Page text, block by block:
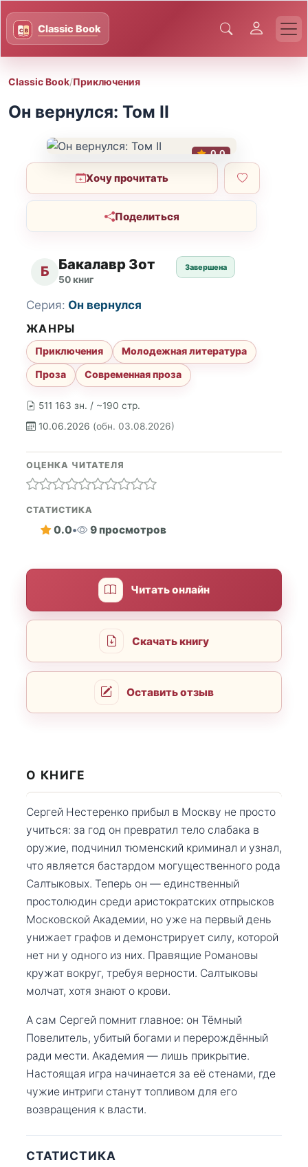
Classic Book/Приключения
Он вернулся: Том II
0.0
Хочу прочитать
Поделиться
Б Бакалавр Зот
50 книг
Завершена
511 163 зн. / ~190 стр.
10.06.2026 (обн. 03.08.2026)
Серия: Он вернулся
ЖАНРЫ
Приключения
Молодежная литература
Проза
Современная проза
ОЦЕНКА ЧИТАТЕЛЯ
СТАТИСТИКА
0.0• 9 просмотров
Читать онлайн
Скачать книгу
Оставить отзыв
О КНИГЕ
Сергей Нестеренко прибыл в Москву не просто
учиться: за год он превратил тело слабака в
оружие, подчинил тюменский криминал и узнал,
что является бастардом могущественного рода
Салтыковых. Теперь он — единственный
простолюдин среди аристократских отпрысков
Московской Академии, но уже на первый день
унижает графов и демонстрирует силу, которой
нет ни у одного из них. Правящие Романовы
кружат вокруг, требуя верности. Салтыковы
молчат, хотя знают о крови.
А сам Сергей помнит главное: он Тёмный
Повелитель, убитый богами и перерождённый
ради мести. Академия — лишь прикрытие.
Настоящая игра начинается за её стенами, где
чужие интриги станут топливом для его
возвращения к власти.
СТАТИСТИКА